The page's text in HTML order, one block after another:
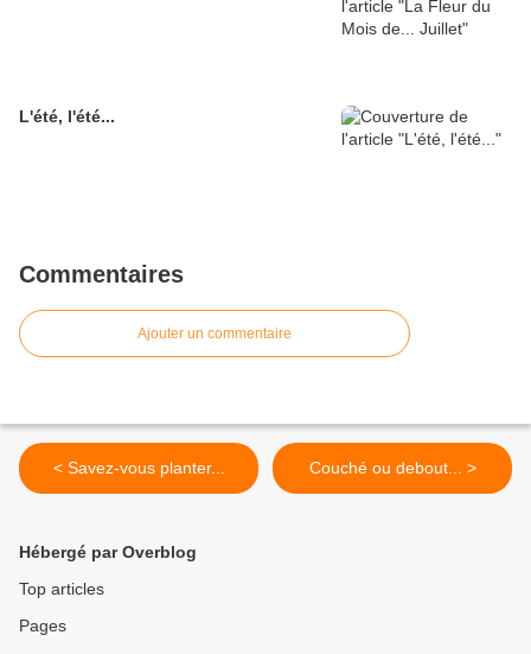
L'été, l'été...
Commentaires
Ajouter un commentaire
< Savez-vous planter... Couché ou debout... >
Hébergé par Overblog
Top articles
Pages